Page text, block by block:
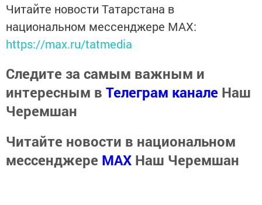
Читайте новости Татарстана в
национальном мессенджере MАХ:
https://max.ru/tatmedia
Следите за самым важным и
интересным в Телеграм канале Наш
Черемшан
Читайте новости в национальном
мессенджере MАХ Наш Черемшан